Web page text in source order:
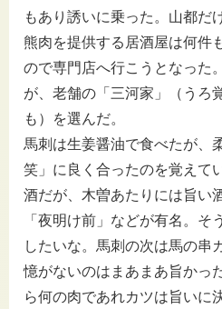
もあり誘いに乗った。山都だ
熊肉を提供する居酒屋は何件
ので専門店へ行こうとなった
が、老舗の「三河家」（うろ
も）を選んだ。
馬刺は生姜醤油で食べたが、
笑」に良く合ったのを覚えて
酒だが、木曽あたりには旨い
「夜明け前」などが有名。そ
したいな。馬刺の次は馬の串
憶がないのはまあまあ旨かっ
ら何の肉であれカツは旨いに